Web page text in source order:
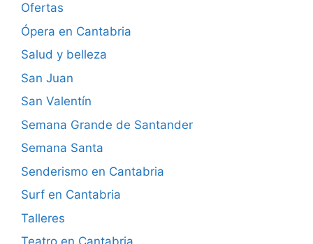
Ofertas
Ópera en Cantabria
Salud y belleza
San Juan
San Valentín
Semana Grande de Santander
Semana Santa
Senderismo en Cantabria
Surf en Cantabria
Talleres
Teatro en Cantabria